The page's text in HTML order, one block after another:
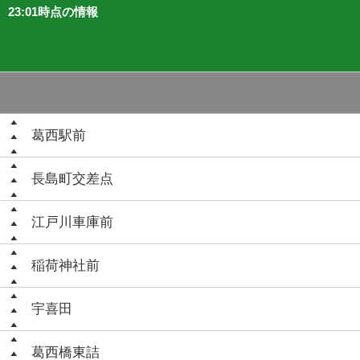
23:01時点の情報
葛西駅前
長島町交差点
江戸川車庫前
稲荷神社前
宇喜田
葛西橋東詰